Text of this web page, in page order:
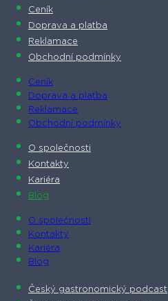
Ceník
Doprava a platba
Reklamace
Obchodní podmínky
Ceník
Doprava a platba
Reklamace
Obchodní podmínky
O společnosti​
Kontakty
Kariéra
Blog
O společnosti​
Kontakty
Kariéra
Blog
Český gastronomický podcast​